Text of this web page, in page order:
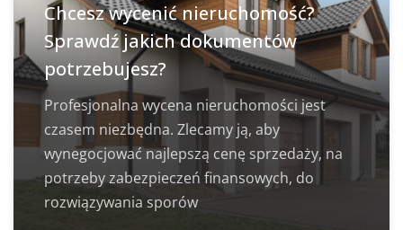
Chcesz wycenić nieruchomość?
Sprawdź jakich dokumentów
potrzebujesz?
Profesjonalna wycena nieruchomości jest
czasem niezbędna. Zlecamy ją, aby
wynegocjować najlepszą cenę sprzedaży, na
potrzeby zabezpieczeń finansowych, do
rozwiązywania sporów